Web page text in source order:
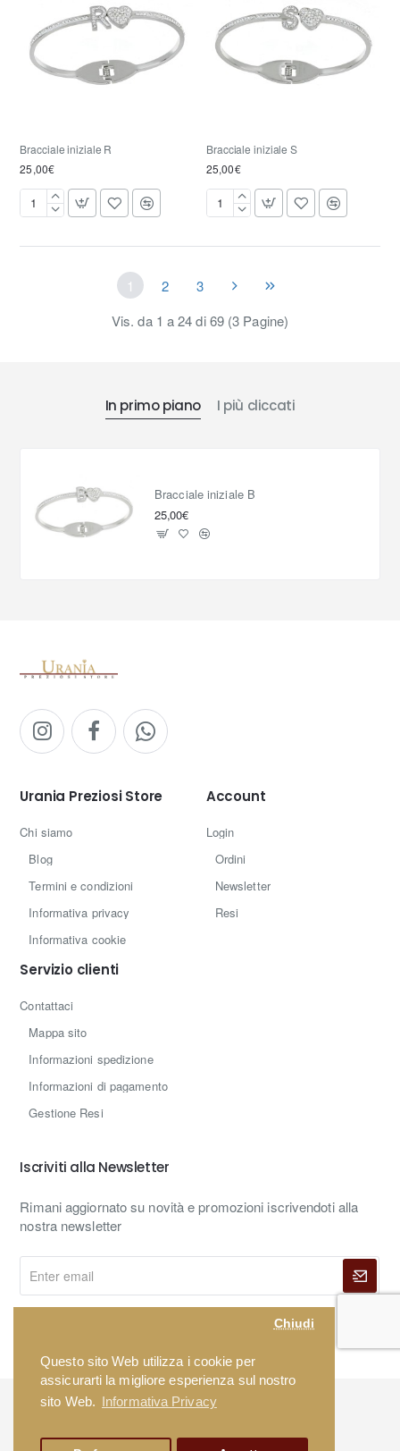
Questo sito Web utilizza i cookie per
assicurarti la migliore esperienza sul nostro
sito Web. Informativa Privacy
Chiudi
Bracciale iniziale R
25,00€
Bracciale
R
Bracciale iniziale S
25,00€
Bracciale
S
1 2
3
Vis. da 1 a 24 di 69 (3 Pagine)
In primo piano I più cliccati
Bracciale iniziale B
25,00€
Urania Preziosi Store
Chi siamo
Blog
Termini e condizioni
Informativa privacy
Informativa cookie
Account
Login
Ordini
Newsletter
Resi
Servizio clienti
Contattaci
Mappa sito
Informazioni spedizione
Informazioni di pagamento
Gestione Resi
Iscriviti alla Newsletter
Rimani aggiornato su novità e promozioni iscrivendoti alla
nostra newsletter
email
Copyright © 2026, Urania Preziosi Store - P.iva